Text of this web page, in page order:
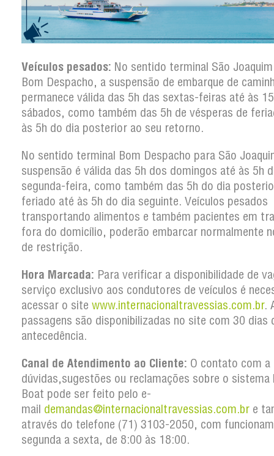
Veículos pesados: No sentido terminal São
Bom Despacho, a suspensão de embarque de
permanece válida das 5h das sextas-feiras até às
sábados, como também das 5h de vésperas de
às 5h do dia posterior ao seu retorno.
No sentido terminal Bom Despacho para São
suspensão é válida das 5h dos domingos até às 5h
segunda-feira, como também das 5h do dia
feriado até às 5h do dia seguinte. Veículos pesados
transportando alimentos e também pacientes em
fora do domicílio, poderão embarcar normalmente
de restrição.
Hora Marcada: Para verificar a disponibilidade de
serviço exclusivo aos condutores de veículos é
acessar o site www.internacionaltravessias.com.br.
passagens são disponibilizadas no site com 30 dias
antecedência.
Canal de Atendimento ao Cliente: O contato com a
dúvidas,sugestões ou reclamações sobre o sistema
Boat pode ser feito pelo e-
mail demandas@internacionaltravessias.com.br e
através do telefone (71) 3103-2050, com
segunda a sexta, de 8:00 às 18:00.